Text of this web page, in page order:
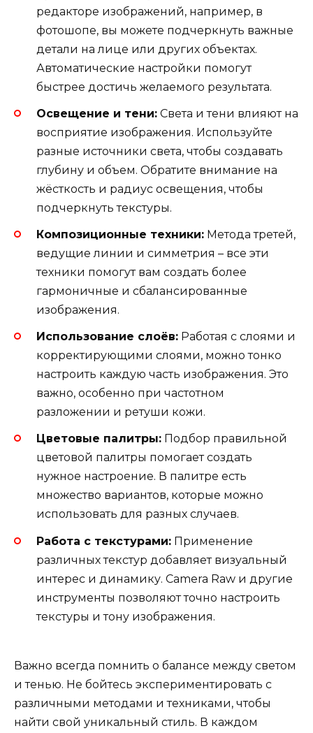
редакторе изображений, например, в
фотошопе, вы можете подчеркнуть важные
детали на лице или других объектах.
Автоматические настройки помогут
быстрее достичь желаемого результата.
Освещение и тени: Света и тени влияют на
восприятие изображения. Используйте
разные источники света, чтобы создавать
глубину и объем. Обратите внимание на
жёсткость и радиус освещения, чтобы
подчеркнуть текстуры.
Композиционные техники: Метода третей,
ведущие линии и симметрия – все эти
техники помогут вам создать более
гармоничные и сбалансированные
изображения.
Использование слоёв: Работая с слоями и
корректирующими слоями, можно тонко
настроить каждую часть изображения. Это
важно, особенно при частотном
разложении и ретуши кожи.
Цветовые палитры: Подбор правильной
цветовой палитры помогает создать
нужное настроение. В палитре есть
множество вариантов, которые можно
использовать для разных случаев.
Работа с текстурами: Применение
различных текстур добавляет визуальный
интерес и динамику. Camera Raw и другие
инструменты позволяют точно настроить
текстуры и тону изображения.
Важно всегда помнить о балансе между светом
и тенью. Не бойтесь экспериментировать с
различными методами и техниками, чтобы
найти свой уникальный стиль. В каждом